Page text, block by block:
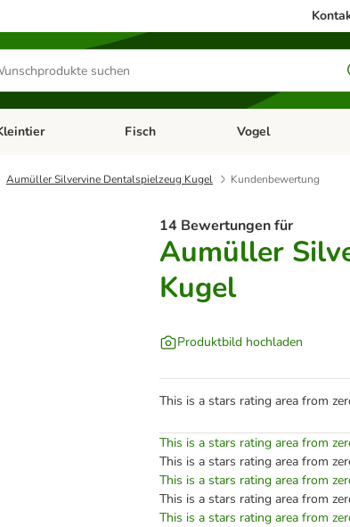
Menü öffnen: Hundefutter & Zubehör
Kategorie-Menü öffnen: Kleintier
Fisch Kategorie-Menü
Vogel
Aumüller Silvervine Dentalspielzeug Kugel Kundenbewertung
14 Bewertungen für
Aumüller
Kugel
Produktbild hochladen
This is a stars rating area from
This is a stars rating area from
This is a stars rating area from
This is a stars rating area from
This is a stars rating area from
This is a stars rating area from